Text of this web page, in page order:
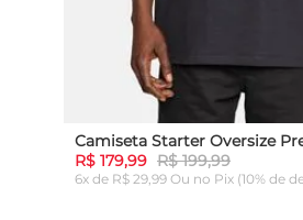
Camiseta Starter Oversize
R$ 179,99 R$ 199,99
6x de R$ 29,99 Ou no Pix (10% de